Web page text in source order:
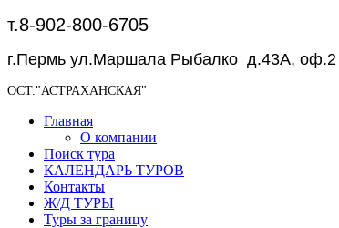
т.8-902-800-6705
г.Пермь ул.Маршала Рыбалко д.43А, оф.2
ОСТ."АСТРАХАНСКАЯ"
Главная
О компании
Поиск тура
КАЛЕНДАРЬ ТУРОВ
Контакты
Ж/Д ТУРЫ
Туры за границу